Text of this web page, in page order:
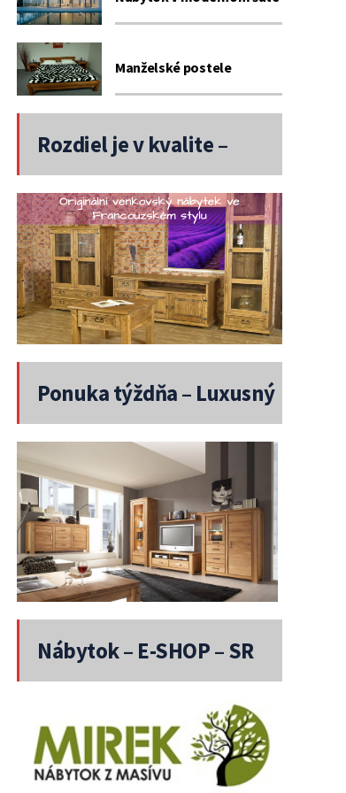
Manželské postele
Rozdiel je v kvalite –
Nábytok
Ponuka týždňa – Luxusný
Nábytok – E-SHOP – SR